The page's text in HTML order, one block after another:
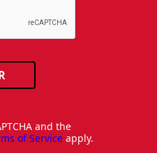
and the
of Service apply.